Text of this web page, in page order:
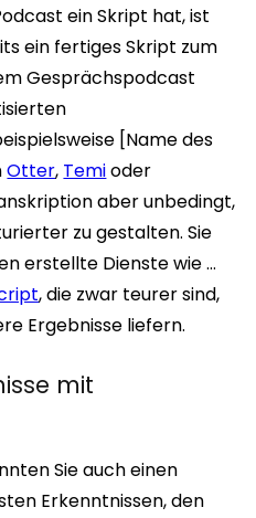
ein Skript hat, ist
ein fertiges Skript zum
Gesprächspodcast
[Name des
Otter, Temioder
aber unbedingt,
zu gestalten. Sie
erstellte Dienste wie …
, die zwar teurer sind,
Ergebnisse liefern.
mit
Sie auch einen
Erkenntnissen, den